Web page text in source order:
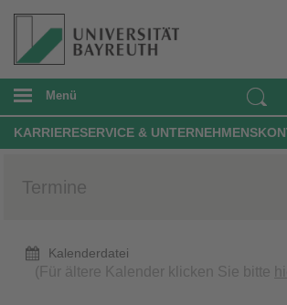
Menü
KARRIERESERVICE &
Termine
Kalenderdatei
(Für ältere Kalender klicken Sie bitte